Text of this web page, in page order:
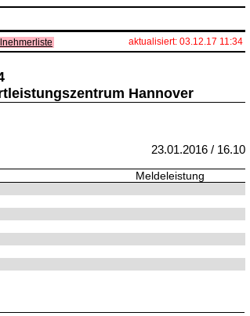
aktualisiert: 03.12.17 11:34
Hannover
23.01.2016 / 16.10
Meldeleistung